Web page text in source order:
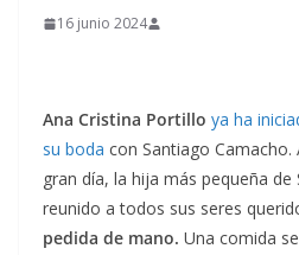
16 junio 2024
Ana Cristina Portillo ya ha
su boda con Santiago
gran día, la hija más pequeña de
reunido a todos sus seres
pedida de mano. Una comida